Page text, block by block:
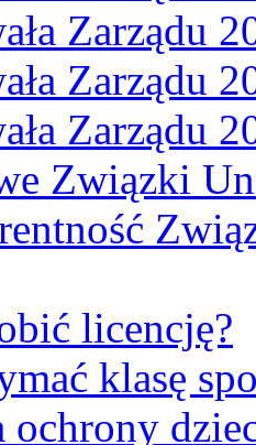
Zarządu
Zarządu
Zarządu
Związki
licencję?
klasę
ochrony